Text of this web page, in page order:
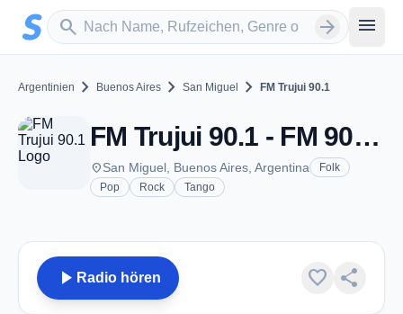
Zum Hauptinhalt springen
search
Sender suchen arrow_forward menu
Argentinien chevron_right Buenos Aires chevron_right San Miguel chevron_right FM Trujui 90.1
FM Trujui 90.1 - FM 90.1 - San Miguel
placeSan Miguel, Buenos Aires, Argentina
Folk
Pop
Rock Tango
play_arrow Radio hören favorite share